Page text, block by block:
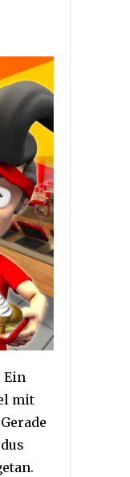
Ein
mit